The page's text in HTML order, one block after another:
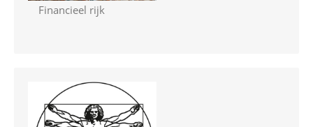
Financieel rijk